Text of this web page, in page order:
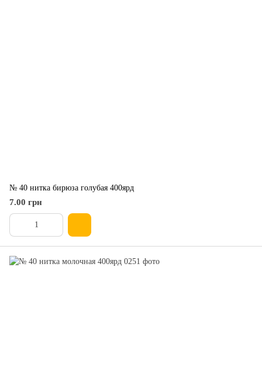
№ 40 нитка бирюза голубая 400ярд
7.00 грн